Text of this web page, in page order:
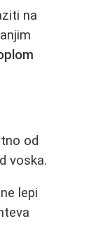
na
od
voska.
lepi